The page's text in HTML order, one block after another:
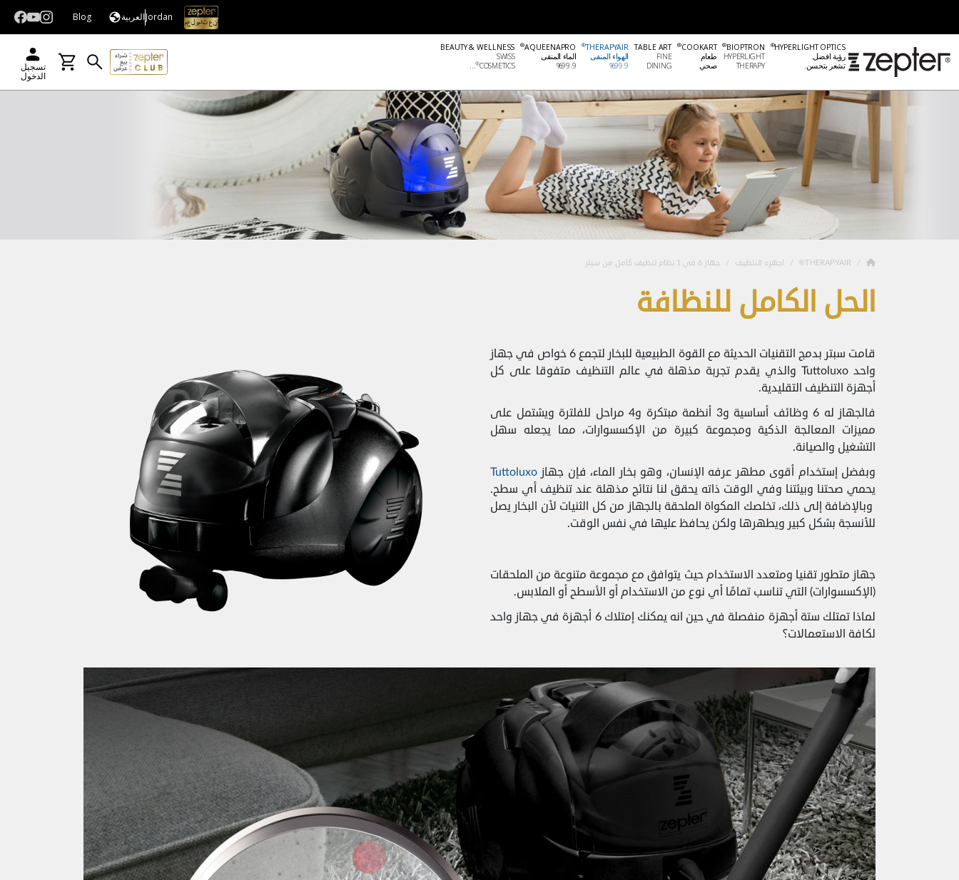
Jordanالعربية Blog
HYPERLIGHT OPTICS
®
رؤية افضل.
تشعر بتحسن.
BIOPTRON
®
HYPERLIGHT
THERAPY
COOKART
®
طعام
صحي
TABLE ART
FINE
DINING
THERAPYAIR
®
الهواء المنقى
99.9‏%
AQUEENAPRO
®
الماء المنقى
99.9‏%
BEAUTY & WELLNESS
SWISS
COSMETICS
®
... تسجيل
الدخول
THERAPYAIR® اجهزه النتظيف جهاز 6 في 1 نظام تنظيف كامل من سبتر
الحل الكامل للنظافة
قامت سبتر بدمج التقنيات الحديثة مع القوة الطبيعية للبخار لتجمع 6 خواص في جهاز
واحد Tuttoluxo والذي يقدم تجربة مذهلة في عالم التنظيف متفوقا على كل
أجهزة التنظيف التقليدية.
فالجهاز له 6 وظائف أساسية و3 أنظمة مبتكرة و4 مراحل للفلترة ويشتمل على
مميزات المعالجة الذكية ومجموعة كبيرة من الإكسسوارات، مما يجعله سهل
التشغيل والصيانة.
وبفضل إستخدام أقوى مطهر عرفه الإنسان، وهو بخار الماء، فإن جهاز Tuttoluxo
يحمي صحتنا وبيئتنا وفي الوقت ذاته يحقق لنا نتائج مذهلة عند تنظيف أي سطح.
وبالإضافة إلى ذلك، تخلصك المكواة الملحقة بالجهاز من كل الثنيات لأن البخار يصل
للأنسجة بشكل كبير ويطهرها ولكن يحافظ عليها في نفس الوقت.
جهاز متطور تقنيا ومتعدد الاستخدام حيث يتوافق مع مجموعة متنوعة من الملحقات
(الإكسسوارات) التي تناسب تمامًا أي نوع من الاستخدام أو الأسطح أو الملابس.
لماذا تمتلك ستة أجهزة منفصلة في حين انه يمكنك إمتلاك 6 أجهزة في جهاز واحد
لكافة الاستعمالات؟